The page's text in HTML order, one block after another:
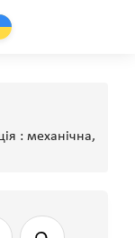
: механічна,